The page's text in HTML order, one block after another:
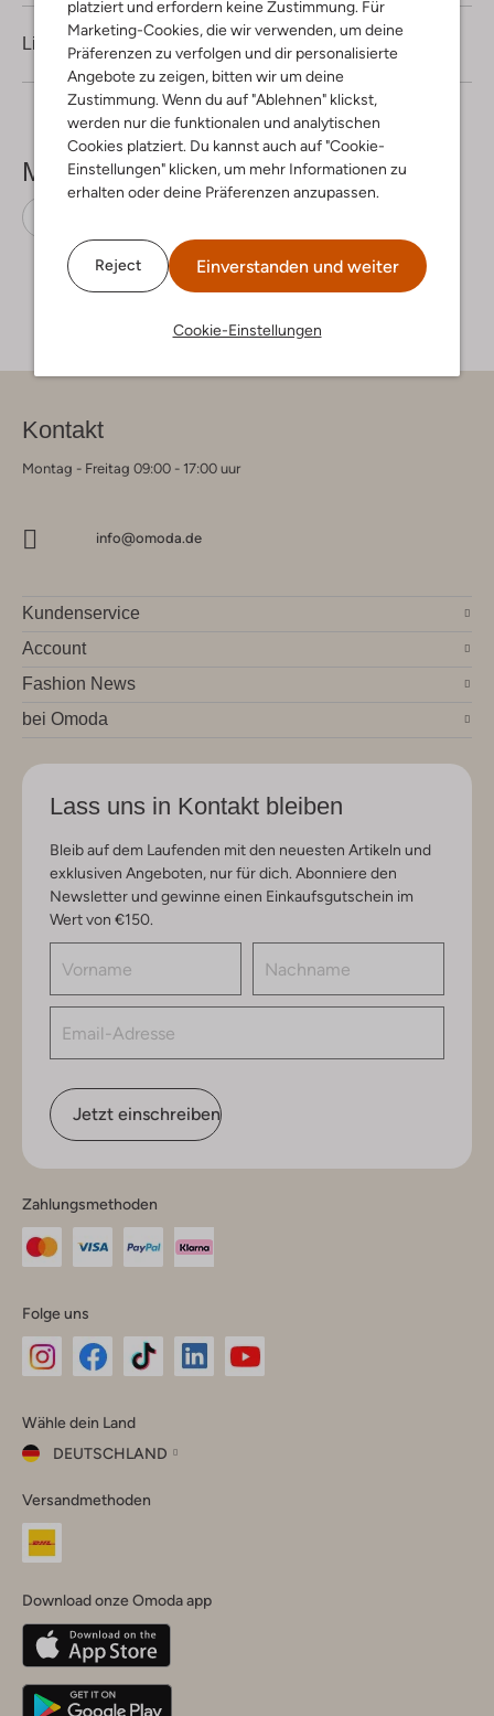
platziert und erfordern keine Zustimmung. Für
Marketing-Cookies, die wir verwenden, um deine
Präferenzen zu verfolgen und dir personalisierte
Angebote zu zeigen, bitten wir um deine
Zustimmung. Wenn du auf "Ablehnen" klickst,
werden nur die funktionalen und analytischen
Cookies platziert. Du kannst auch auf "Cookie-
Einstellungen" klicken, um mehr Informationen zu
erhalten oder deine Präferenzen anzupassen.
Reject Einverstanden und weiter
Cookie-Einstellungen
Lieferung & Rückgabe
Mehr sehen
Kontakt
Montag - Freitag 09:00 - 17:00 uur
info@omoda.de
Kundenservice
Account
Fashion News
bei Omoda
Lass uns in Kontakt bleiben
Bleib auf dem Laufenden mit den neuesten Artikeln und
exklusiven Angeboten, nur für dich. Abonniere den
Newsletter und gewinne einen Einkaufsgutschein im
Wert von €150.
Jetzt einschreiben
Zahlungsmethoden
Folge uns
Instagram
Facebook
TikTok
Wähle dein Land
DEUTSCHLAND
dein
Land
Belgique(Français)
Deutschland
Versandmethoden
Download onze Omoda app